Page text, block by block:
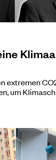
extremen
um